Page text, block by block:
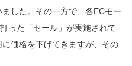
した。その一方で、各ECモー
った「セール」が実施されて
価格を下げてきますが、その